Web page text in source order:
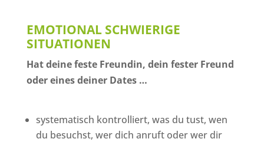
EMOTIONAL SCHWIERIGE
SITUATIONEN
Hat deine feste Freundin, dein fester Freund
oder eines deiner Dates …
systematisch kontrolliert, was du tust, wen
du besuchst, wer dich anruft oder wer dir